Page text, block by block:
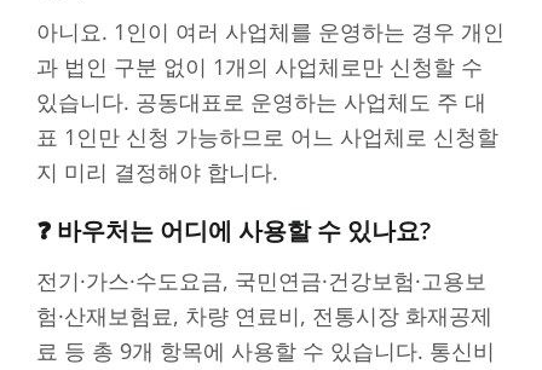
아니요. 1인이 여러 사업체를 운영하는 경우 개인
과 법인 구분 없이 1개의 사업체로만 신청할 수
있습니다. 공동대표로 운영하는 사업체도 주 대
표 1인만 신청 가능하므로 어느 사업체로 신청할
지 미리 결정해야 합니다.
❓ 바우처는 어디에 사용할 수 있나요?
전기·가스·수도요금, 국민연금·건강보험·고용보
험·산재보험료, 차량 연료비, 전통시장 화재공제
료 등 총 9개 항목에 사용할 수 있습니다. 통신비